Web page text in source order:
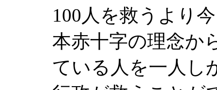
100 人を救うより
本赤十字の理念か
ている人を一人し